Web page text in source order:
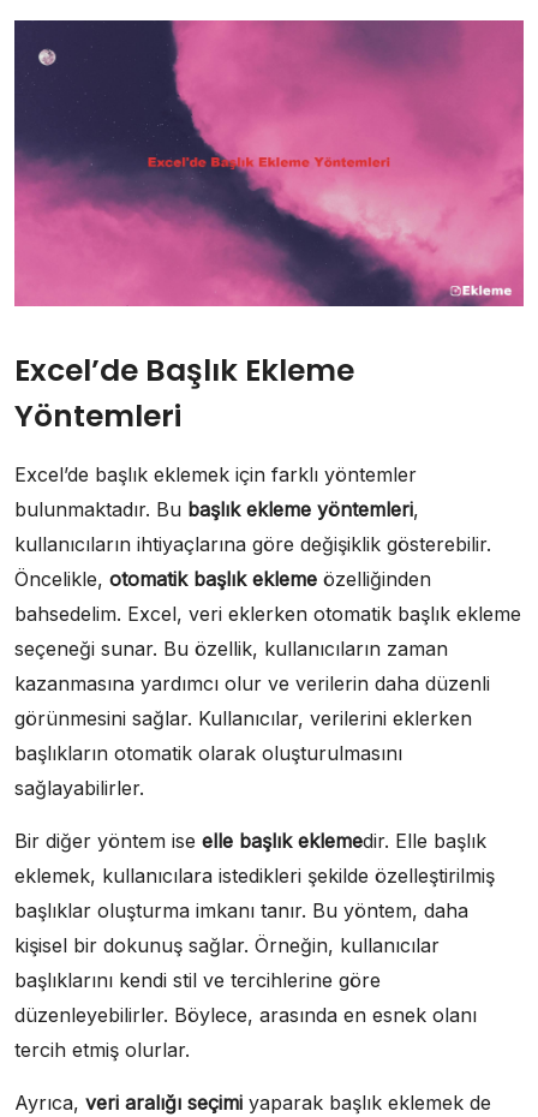
Excel’de Başlık Ekleme
Yöntemleri
Excel’de başlık eklemek için farklı yöntemler
bulunmaktadır. Bu başlık ekleme yöntemleri,
kullanıcıların ihtiyaçlarına göre değişiklik gösterebilir.
Öncelikle, otomatik başlık ekleme özelliğinden
bahsedelim. Excel, veri eklerken otomatik başlık ekleme
seçeneği sunar. Bu özellik, kullanıcıların zaman
kazanmasına yardımcı olur ve verilerin daha düzenli
görünmesini sağlar. Kullanıcılar, verilerini eklerken
başlıkların otomatik olarak oluşturulmasını
sağlayabilirler.
Bir diğer yöntem ise elle başlık eklemedir. Elle başlık
eklemek, kullanıcılara istedikleri şekilde özelleştirilmiş
başlıklar oluşturma imkanı tanır. Bu yöntem, daha
kişisel bir dokunuş sağlar. Örneğin, kullanıcılar
başlıklarını kendi stil ve tercihlerine göre
düzenleyebilirler. Böylece, arasında en esnek olanı
tercih etmiş olurlar.
Ayrıca, veri aralığı seçimi yaparak başlık eklemek de